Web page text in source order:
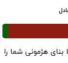
هژمونی شما را